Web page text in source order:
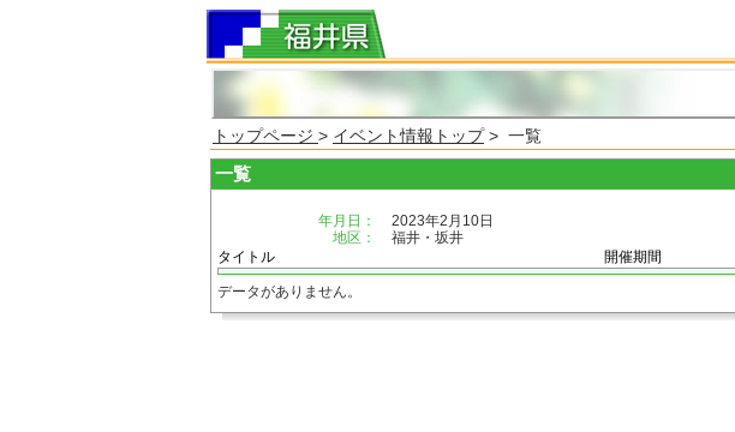
トップページ > イベント情報トップ> 一覧
一覧
年月日：
2023年2月10日
地区：
福井・坂井
タイトル
開催期間
データがありません。